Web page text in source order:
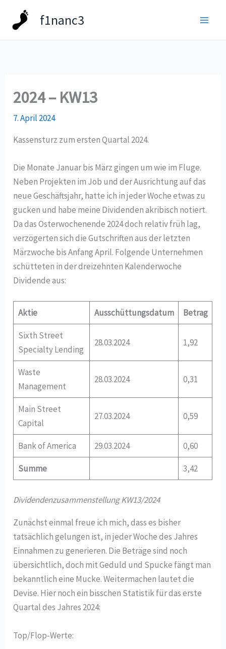
Inhalt
f1nanc3
2024 – KW13
7. April 2024
Kassensturz zum ersten Quartal 2024.
Die Monate Januar bis März gingen um wie im Fluge.
Neben Projekten im Job und der Ausrichtung auf das
neue Geschäftsjahr, hatte ich in jeder Woche etwas zu
gucken und habe meine Dividenden akribisch notiert.
Da das Osterwochenende 2024 doch relativ früh lag,
verzögerten sich die Gutschriften aus der letzten
Märzwoche bis Anfang April. Folgende Unternehmen
schütteten in der dreizehnten Kalenderwoche
Dividende aus:
Aktie Ausschüttungsdatum Betrag
Sixth Street
Specialty Lending
28.03.2024 1,92
Waste
Management
28.03.2024 0,31
Main Street
Capital
27.03.2024 0,59
Bank of America 29.03.2024 0,60
Summe 3,42
Dividendenzusammenstellung KW13/2024
Zunächst einmal freue ich mich, dass es bisher
tatsächlich gelungen ist, in jeder Woche des Jahres
Einnahmen zu generieren. Die Beträge sind noch
übersichtlich, doch mit Geduld und Spucke fängt man
bekanntlich eine Mucke. Weitermachen lautet die
Devise. Hier noch ein bisschen Statistik für das erste
Quartal des Jahres 2024:
Top/Flop-Werte: